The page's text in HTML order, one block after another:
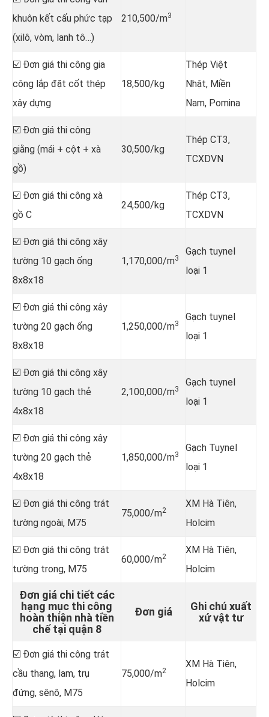
khuôn kết cấu phức tạp
(xilô, vòm, lanh tô…)
210,500/m3
☑️ Đơn giá thi công gia
công lắp đặt cốt thép
xây dựng
18,500/kg
Thép Việt
Nhật, Miền
Nam, Pomina
☑️ Đơn giá thi công
giằng (mái + cột + xà
gồ)
30,500/kg
Thép CT3,
TCXDVN
☑️ Đơn giá thi công xà
gồ C
24,500/kg
Thép CT3,
TCXDVN
☑️ Đơn giá thi công xây
tường 10 gạch ống
8x8x18
1,170,000/m3
Gạch tuynel
loại 1
☑️ Đơn giá thi công xây
tường 20 gạch ống
8x8x18
1,250,000/m3
Gạch tuynel
loại 1
☑️ Đơn giá thi công xây
tường 10 gạch thẻ
4x8x18
2,100,000/m3
Gạch tuynel
loại 1
☑️ Đơn giá thi công xây
tường 20 gạch thẻ
4x8x18
1,850,000/m3
Gạch Tuynel
loại 1
☑️ Đơn giá thi công trát
tường ngoài, M75
75,000/m2
XM Hà Tiên,
Holcim
☑️ Đơn giá thi công trát
tường trong, M75
60,000/m2
XM Hà Tiên,
Holcim
Đơn giá chi tiết các
hạng mục thi công
hoàn thiện nhà tiền
chế tại quận 8
Đơn giá
Ghi chú xuất
xứ vật tư
☑️ Đơn giá thi công trát
cầu thang, lam, trụ
đứng, sênô, M75
75,000/m2
XM Hà Tiên,
Holcim